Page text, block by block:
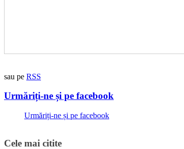
sau pe RSS
Urmăriți-ne și pe facebook
Urmăriți-ne și pe facebook
Cele mai citite